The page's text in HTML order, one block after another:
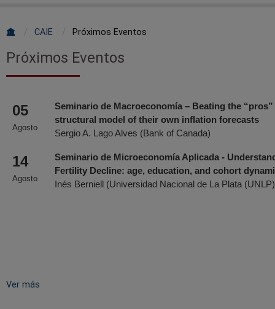
Sobrescribir
enlaces
la
navegación
CAIE Próximos Eventos
Próximos Eventos
05
Agosto
Seminario de Macroeconomía – Beating the
structural model of their own inflation forecasts
Sergio A. Lago Alves (Bank of Canada)
14
Agosto
Seminario de Microeconomía Aplicada -
Fertility Decline: age, education, and cohort
Inés Berniell (Universidad Nacional de La Plata (UNLP)
Ver más